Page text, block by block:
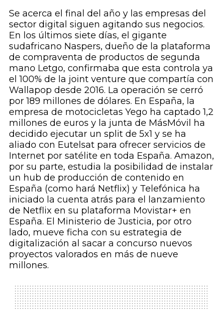
Se acerca el final del año y las empresas del
sector digital siguen agitando sus negocios.
En los últimos siete días, el gigante
sudafricano Naspers, dueño de la plataforma
de compraventa de productos de segunda
mano Letgo, confirmaba que esta controla ya
el 100% de la joint venture que compartía con
Wallapop desde 2016. La operación se cerró
por 189 millones de dólares. En España, la
empresa de motocicletas Yego ha captado 1,2
millones de euros y la junta de MásMóvil ha
decidido ejecutar un splitde 5x1 y se ha
aliado con Eutelsat para ofrecer servicios de
Internet por satélite en toda España. Amazon,
por su parte, estudia la posibilidad de instalar
un hub de producción de contenido en
España (como hará Netflix) y Telefónica ha
iniciado la cuenta atrás para el lanzamiento
de Netflix en su plataforma Movistar+ en
España. El Ministerio de Justicia, por otro
lado, mueve ficha con su estrategia de
digitalización al sacar a concurso nuevos
proyectos valorados en más de nueve
millones.